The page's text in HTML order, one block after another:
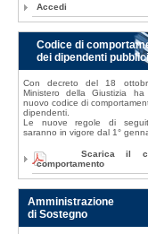
Accedi
Codice di
dei dipendenti pubblici
Con decreto del 18
Ministero della Giustizia
nuovo codice di
dipendenti.
Le nuove regole di
saranno in vigore dal 1°
Scarica il
comportamento
Amministrazione
di Sostegno